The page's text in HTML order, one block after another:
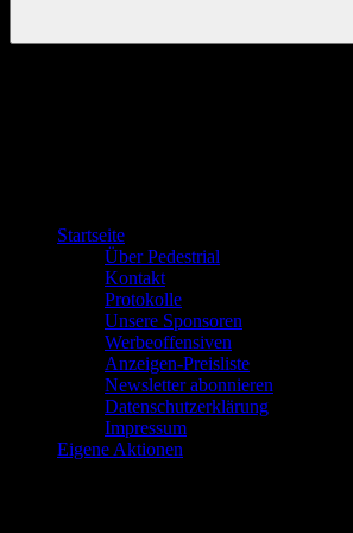
Startseite
Über Pedestrial
Kontakt
Protokolle
Unsere Sponsoren
Werbeoffensiven
Anzeigen-Preisliste
Newsletter abonnieren
Datenschutzerklärung
Impressum
Eigene Aktionen